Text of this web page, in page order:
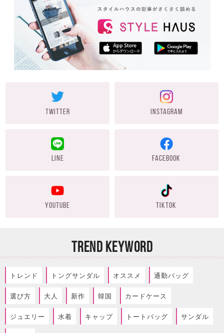
TWITTER INSTAGRAM
LINE FACEBOOK
YOUTUBE TIKTOK
TREND KEYWORD
トレンド トングサンダル オススメ 通勤バッグ
選び方 大人 新作 韓国 カードケース
ジュエリー 水着 キャップ トートバッグ サンダル